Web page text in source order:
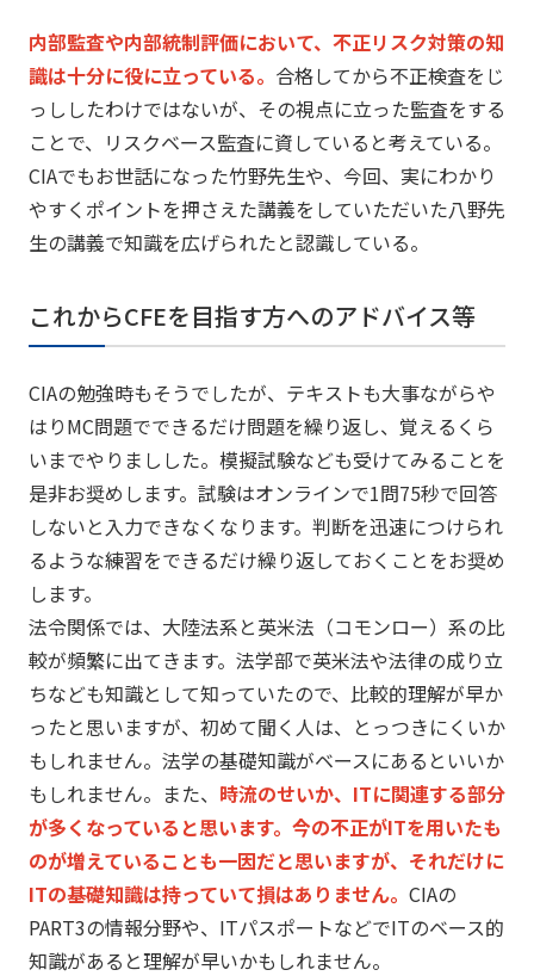
内部監査や内部統制評価において、不正リスク対策の知
識は十分に役に立っている。 合格してから不正検査をじ
っししたわけではないが、その視点に立った監査をする
ことで、リスクベース監査に資していると考えている。
CIAでもお世話になった竹野先生や、今回、実にわかり
やすくポイントを押さえた講義をしていただいた八野先
生の講義で知識を広げられたと認識している。
これからCFEを目指す方へのアドバイス等
CIAの勉強時もそうでしたが、テキストも大事ながらや
はりMC問題でできるだけ問題を繰り返し、覚えるくら
いまでやりましした。模擬試験なども受けてみることを
是非お奨めします。試験はオンラインで1問75秒で回答
しないと入力できなくなります。判断を迅速につけられ
るような練習をできるだけ繰り返しておくことをお奨め
します。
法令関係では、大陸法系と英米法（コモンロー）系の比
較が頻繁に出てきます。法学部で英米法や法律の成り立
ちなども知識として知っていたので、比較的理解が早か
ったと思いますが、初めて聞く人は、とっつきにくいか
もしれません。法学の基礎知識がベースにあるといいか
もしれません。また、 時流のせいか、ITに関連する部分
が多くなっていると思います。今の不正がITを用いたも
のが増えていることも一因だと思いますが、それだけに
ITの基礎知識は持っていて損はありません。 CIAの
PART3の情報分野や、ITパスポートなどでITのベース的
知識があると理解が早いかもしれません。